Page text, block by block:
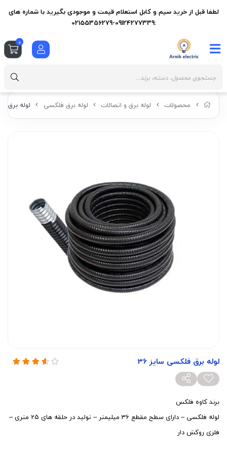
محصولات لوله برق و اتصالات لوله برق فلکسی لوله برق
لوله برق فلکسی سایز 36
برند کاوه فلکس
لوله فلکسی – دارای سطح مقطع 36 میلیمتر – تولید در حلقه های 25 متری –
فلزی روکش دار
لطفا قبل از خرید سیم و کابل استعلام قیمت و موجودی بگیرید با شماره های
:09124277339-02155356279
0